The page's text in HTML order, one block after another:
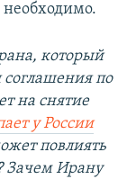
необходимо.
который
соглашения по
на снятие
у России
повлиять
Зачем Ирану